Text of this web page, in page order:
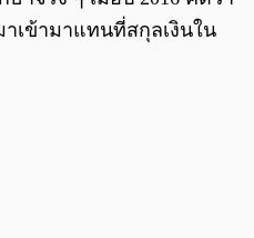
เข้ามาแทนที่สกุลเงินใน